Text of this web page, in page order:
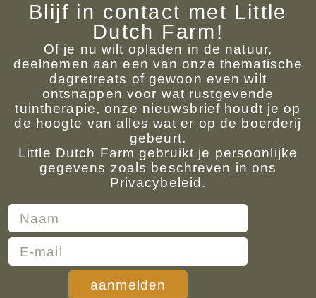
Blijf in contact met Little
Dutch Farm!
Of je nu wilt opladen in de natuur,
deelnemen aan een van onze thematische
dagretreats of gewoon even wilt
ontsnappen voor wat rustgevende
tuintherapie, onze nieuwsbrief houdt je op
de hoogte van alles wat er op de boerderij
gebeurt.
Little Dutch Farm gebruikt je persoonlijke
gegevens zoals beschreven in ons
Privacybeleid.
aanmelden